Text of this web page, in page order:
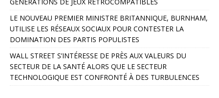
v
e
:
LE NOUVEAU PREMIER MINISTRE BRITANNIQUE, BURNHAM,
UTILISE LES RÉSEAUX SOCIAUX POUR CONTESTER LA
DOMINATION DES PARTIS POPULISTES
WALL STREET S’INTÉRESSE DE PRÈS AUX VALEURS DU
SECTEUR DE LA SANTÉ ALORS QUE LE SECTEUR
TECHNOLOGIQUE EST CONFRONTÉ À DES TURBULENCES